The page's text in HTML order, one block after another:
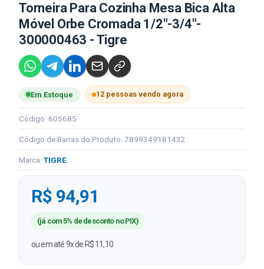
Torneira Para Cozinha Mesa Bica Alta
Móvel Orbe Cromada 1/2"-3/4"-
300000463 - Tigre
Em Estoque 12 pessoas vendo agora
Código: 605685
Código de Barras do Produto: 7899349181432
Marca: TIGRE
R$ 94,91
(já com 5% de desconto no PIX)
ou em até 9x de R$ 11,10